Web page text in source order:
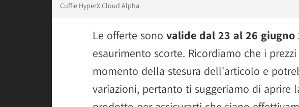
Cuffie HyperX Cloud Alpha
Le offerte sono valide dal 23 al 26 giugno
esaurimento scorte. Ricordiamo che i
momento della stesura dell'articolo e
variazioni, pertanto ti suggeriamo di aprire